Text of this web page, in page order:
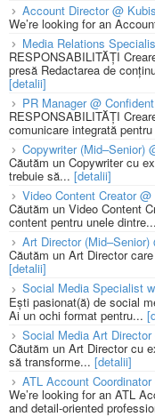
Account Director @
We’re looking for an
Media Relations
RESPONSABILITĂȚI
presă Redactarea de
[detalii]
PR Manager @
RESPONSABILITĂȚI
comunicare integrată
Copywriter (Mid–Senior)
Căutăm un Copywriter cu
trebuie să... [detalii]
Video Content Creator
Căutăm un Video Content
content pentru unele dintre...
Art Director
Căutăm un Art Director
[detalii]
Social Media Specialist
Ești pasionat(ă) de social
Ai un ochi format pentru...
Social Media Art Director
Căutăm un Art Director cu
să transforme... [detalii]
ATL Account
We’re looking for an ATL
and detail-oriented